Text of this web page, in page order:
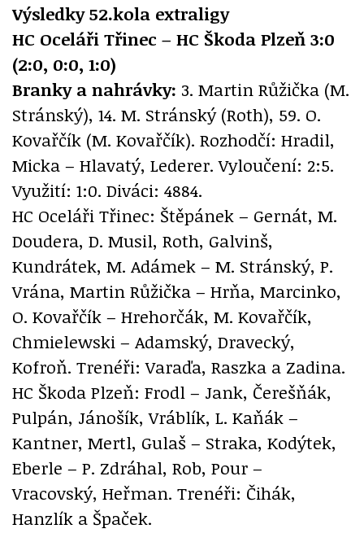
Výsledky 52.kola extraligy
HC Oceláři Třinec – HC Škoda Plzeň 3:0
(2:0, 0:0, 1:0)
Branky a nahrávky: 3. Martin Růžička (M.
Stránský), 14. M. Stránský (Roth), 59. O.
Kovařčík (M. Kovařčík). Rozhodčí: Hradil,
Micka – Hlavatý, Lederer. Vyloučení: 2:5.
Využití: 1:0. Diváci: 4884.
HC Oceláři Třinec: Štěpánek – Gernát, M.
Doudera, D. Musil, Roth, Galvinš,
Kundrátek, M. Adámek – M. Stránský, P.
Vrána, Martin Růžička – Hrňa, Marcinko,
O. Kovařčík – Hrehorčák, M. Kovařčík,
Chmielewski – Adamský, Dravecký,
Kofroň. Trenéři: Varaďa, Raszka a Zadina.
HC Škoda Plzeň: Frodl – Jank, Čerešňák,
Pulpán, Jánošík, Vráblík, L. Kaňák –
Kantner, Mertl, Gulaš – Straka, Kodýtek,
Eberle – P. Zdráhal, Rob, Pour –
Vracovský, Heřman. Trenéři: Čihák,
Hanzlík a Špaček.